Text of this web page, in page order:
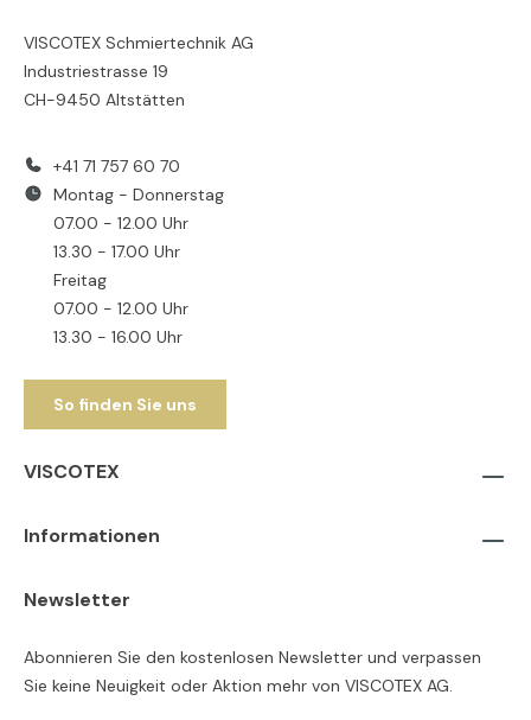
VISCOTEX Schmiertechnik AG
Industriestrasse 19
CH-9450 Altstätten
+41 71 757 60 70
Montag - Donnerstag
07.00 - 12.00 Uhr
13.30 - 17.00 Uhr
Freitag
07.00 - 12.00 Uhr
13.30 - 16.00 Uhr
So finden Sie uns
VISCOTEX
Informationen
Newsletter
Abonnieren Sie den kostenlosen Newsletter und verpassen
Sie keine Neuigkeit oder Aktion mehr von VISCOTEX AG.